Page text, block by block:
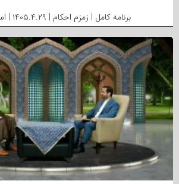
برنامه کامل | زمزم احکام | ۱۴۰۵.۴.۲۹ | استاد محمدی